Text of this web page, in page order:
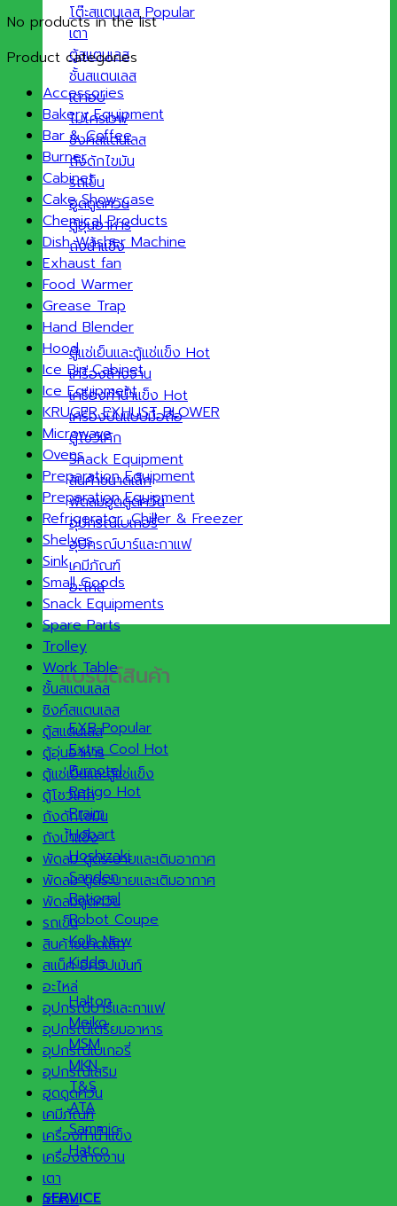
โต๊ะสแตนเลส
เตา
ตู้สแตนเลส
ชั้นสแตนเลส
เตาอบ
ไมโครเวฟ
ซิงค์สแตนเลส
ถังดักไขมัน
รถเข็น
ฮูดดูดควัน
ตู้อุ่นอาหาร
ถังน้ำแข็ง
ตู้แช่เย็นและตู้แช่แข็ง
เครื่องล้างจาน
เครื่องทำน้ำแข็ง
เครื่องปั่นแบบมือถือ
ตู้โชว์เค้ก
Snack Equipment
สินค้าขนาดเล็ก
พัดลมฮูดดูดควัน
อุปกรณ์เบเกอรี่
อุปกรณ์บาร์และกาแฟ
เคมีภัณฑ์
อะไหล่
แบรนด์สินค้า
EXB
Extra Cool
Furnotel
Retigo
Praim
Hobart
Hoshizaki
Sanden
Rational
Robot Coupe
Kolb
Kidde
Halton
Meiko
MSM
MKN
T&S
ATA
Sammic
Hatco
SERVICE
No products in the list
Product categories
Accessories
Bakery Equipment
Bar & Coffee
Burner
Cabinet
Cake Show case
Chemical Products
Dish Washer Machine
Exhaust fan
Food Warmer
Grease Trap
Hand Blender
Hood
Ice Bin Cabinet
Ice Equipment
KRUGER EXHUST BLOWER
Microwave
Ovens
Preparation Equipment
Preparation Equipment
Refrigerator ,Chiller & Freezer
Shelves
Sink
Small Goods
Snack Equipments
Spare Parts
Trolley
Work Table
ชั้นสแตนเลส
ซิงค์สแตนเลส
ตู้สแตนเลส
ตู้อุ่นอาหาร
ตู้แช่เย็นและตู้แช่แข็ง
ตู้โชว์เค้ก
ถังดักไขมัน
ถังน้ำแข็ง
พัดลม ดูดระบายและเติมอากาศ
พัดลม ดูดระบายและเติมอากาศ
พัดลมดูดควัน
รถเข็น
สินค้าขนาดเล็ก
สแน็ค อีควิปเม้นท์
อะไหล่
อุปกรณ์บาร์และกาแฟ
อุปกรณ์เตรียมอาหาร
อุปกรณ์เบเกอรี่
อุปกรณ์เสริม
ฮูดดูดควัน
เคมีภัณฑ์
เครื่องทำน้ำแข็ง
เครื่องล้างจาน
เตา
เตาอบ